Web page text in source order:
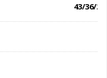
43/36/